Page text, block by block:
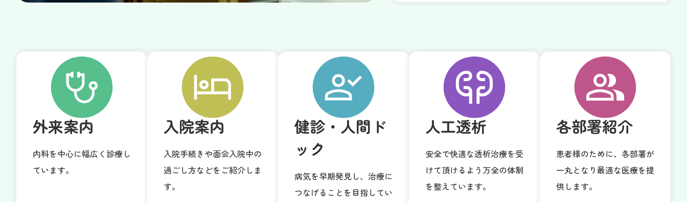
午前 ー
午後 ー ー
午前 ー ー
午後 ー ー ー
内科（血液内
午前 〇 予約が必要
外来案内
内科を中心に幅広く診療し
ています。
入院案内
入院手続きや面会入院中の
過ごし方などをご紹介しま
す。
健診・人間ド
ック
病気を早期発見し、治療に
つなげることを目指してい
人工透析
安全で快適な透析治療を受
けて頂けるよう万全の体制
を整えています。
各部署紹介
患者様のために、各部署が
一丸となり最適な医療を提
供します。